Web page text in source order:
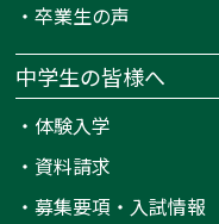
・卒業生の声
中学生の皆様へ
・ 体験入学
・ 資料請求
・募集要項・入試情報